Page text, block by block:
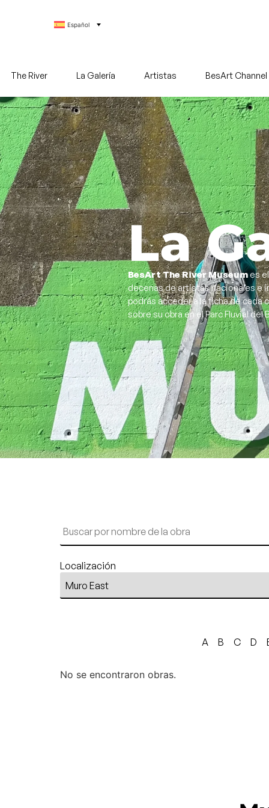
Español
The River La Galería Artistas BesArt Channel
La
BesArt The River Museumes
decenas de artistas nacionales e
podrás acceder a la ficha de
sobre su obra en el Parc Fluvial del
Localización
A B C D
No se encontraron obras.